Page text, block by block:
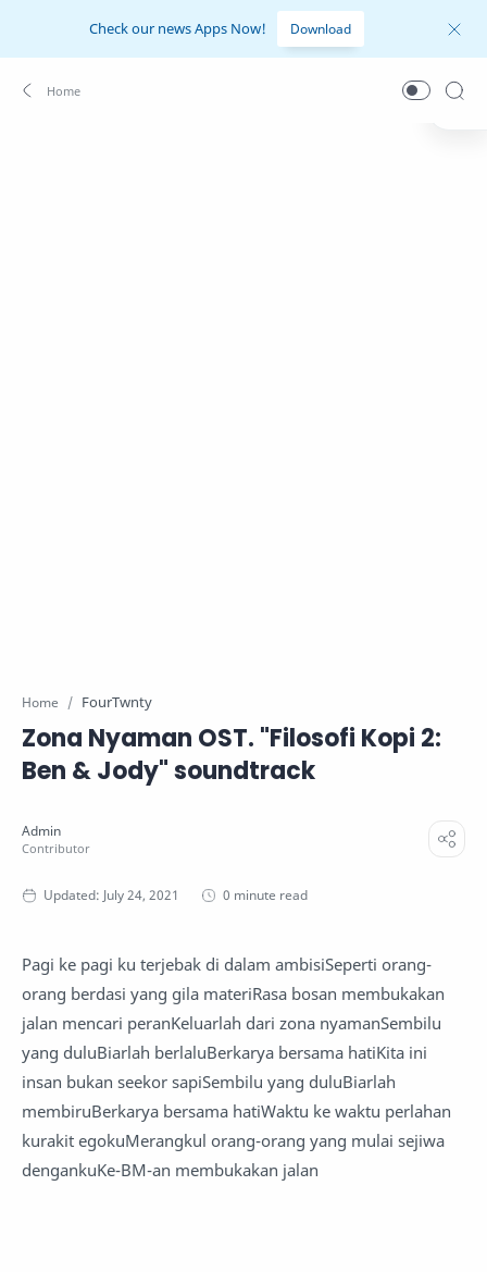
Check our news Apps Now! Download
Home FourTwnty
Zona Nyaman OST. "Filosofi Kopi 2:
Ben & Jody" soundtrack
0 minute read
Pagi ke pagi ku terjebak di dalam ambisiSeperti orang-
orang berdasi yang gila materiRasa bosan membukakan
jalan mencari peranKeluarlah dari zona nyamanSembilu
yang duluBiarlah berlaluBerkarya bersama hatiKita ini
insan bukan seekor sapiSembilu yang duluBiarlah
membiruBerkarya bersama hatiWaktu ke waktu perlahan
kurakit egokuMerangkul orang-orang yang mulai sejiwa
dengankuKe-BM-an membukakan jalan